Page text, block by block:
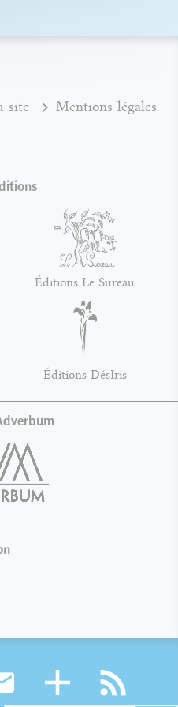
site
Mentions légales
Éditions Le Sureau
Éditions DésIris